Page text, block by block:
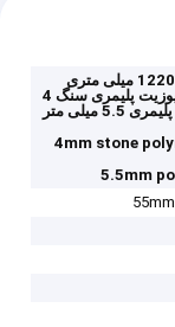
کفپوش وینیل کامپوزیت 1220 میلی متری
سنگ، کفپوش وینیل کامپوزیت پلیمری سنگ 4
میلی متر
4mm stone
5.5mm